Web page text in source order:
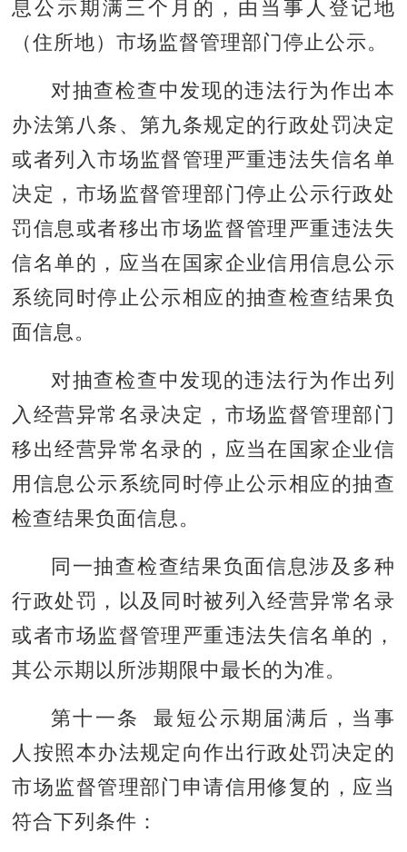
息公示期满三个月的，由当事人登记地
（住所地）市场监督管理部门停止公示。
对抽查检查中发现的违法行为作出本
办法第八条、第九条规定的行政处罚决定
或者列入市场监督管理严重违法失信名单
决定，市场监督管理部门停止公示行政处
罚信息或者移出市场监督管理严重违法失
信名单的，应当在国家企业信用信息公示
系统同时停止公示相应的抽查检查结果负
面信息。
对抽查检查中发现的违法行为作出列
入经营异常名录决定，市场监督管理部门
移出经营异常名录的，应当在国家企业信
用信息公示系统同时停止公示相应的抽查
检查结果负面信息。
同一抽查检查结果负面信息涉及多种
行政处罚，以及同时被列入经营异常名录
或者市场监督管理严重违法失信名单的，
其公示期以所涉期限中最长的为准。
第十一条 最短公示期届满后，当事
人按照本办法规定向作出行政处罚决定的
市场监督管理部门申请信用修复的，应当
符合下列条件：